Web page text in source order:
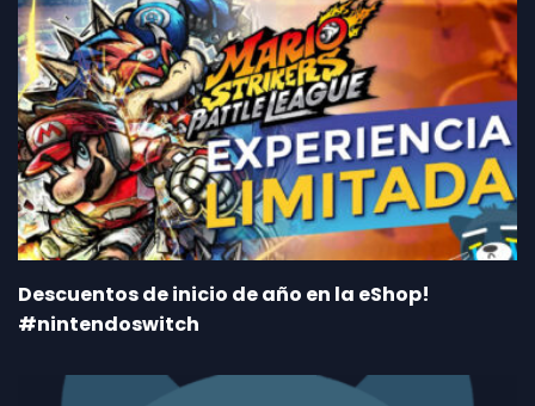
Descuentos de inicio de año en la eShop!
#nintendoswitch